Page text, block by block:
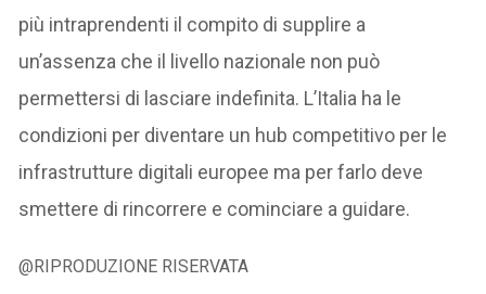
più intraprendenti il compito di supplire a
un’assenza che il livello nazionale non può
permettersi di lasciare indefinita. L’Italia ha le
condizioni per diventare un hub competitivo per le
infrastrutture digitali europee ma per farlo deve
smettere di rincorrere e cominciare a guidare.
@RIPRODUZIONE RISERVATA